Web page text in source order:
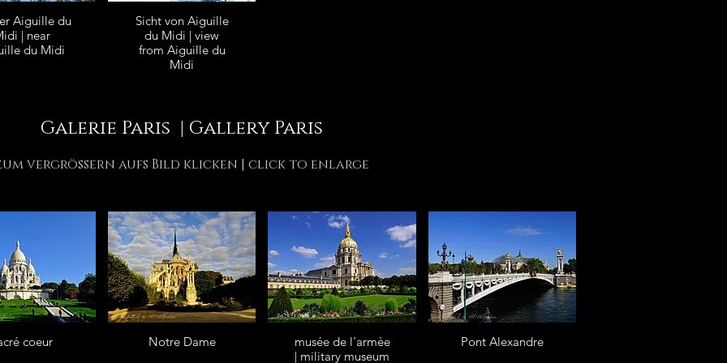
Aiguille du
| near
du Midi
Sicht von Aiguille
du Midi | view
from Aiguille du
Midi
Galerie Paris | Gallery Paris
vergrössern aufs Bild klicken | click to enlarge
coeur Notre Dame
musée de l'armèe
| military museum
Pont Alexandre